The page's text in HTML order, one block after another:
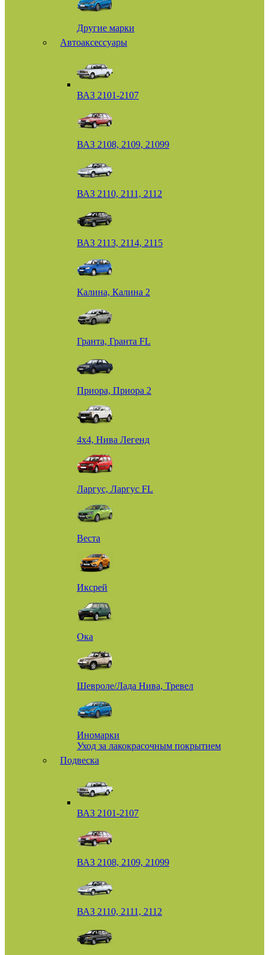
Другие марки
Автоаксессуары
ВАЗ 2101-2107
ВАЗ 2108, 2109, 21099
ВАЗ 2110, 2111, 2112
ВАЗ 2113, 2114, 2115
Калина, Калина 2
Гранта, Гранта FL
Приора, Приора 2
4х4, Нива Легенд
Ларгус, Ларгус FL
Веста
Иксрей
Ока
Шевроле/Лада Нива, Тревел
Иномарки
Уход за лакокрасочным покрытием
Подвеска
ВАЗ 2101-2107
ВАЗ 2108, 2109, 21099
ВАЗ 2110, 2111, 2112